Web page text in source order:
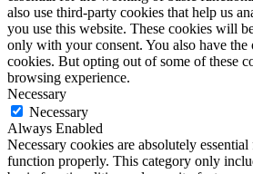
also use third-party cookies that help us
you use this website. These cookies will
only with your consent. You also have
cookies. But opting out of some of these
browsing experience.
Necessary
Necessary
Always Enabled
Necessary cookies are absolutely
function properly. This category only